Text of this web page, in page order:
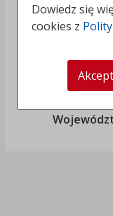
w ramach
2.0",
Województwa
Dowiedz się
cookies z